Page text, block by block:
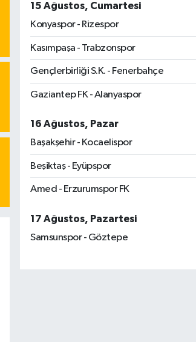
15 Ağustos, Cumartesi
Konyaspor - Rizespor
Kasımpaşa - Trabzonspor
Gençlerbirliği S.K. - Fenerbahçe
Gaziantep FK - Alanyaspor
16 Ağustos, Pazar
Başakşehir - Kocaelispor
Beşiktaş - Eyüpspor
Amed - Erzurumspor FK
17 Ağustos, Pazartesi
Samsunspor - Göztepe